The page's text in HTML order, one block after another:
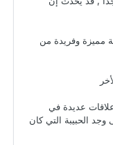
مميزة وفريدة من
عديدة في
الحبيبة التي كان